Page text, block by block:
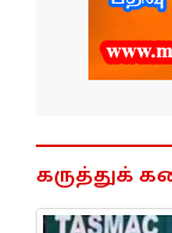
கருத்துக்